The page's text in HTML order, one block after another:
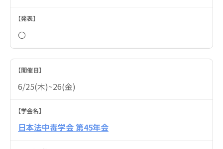
〇
6/25(木)~26(金)
日本法中毒学会 第45年会